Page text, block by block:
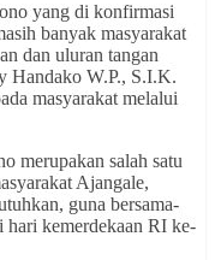
yang di konfirmasi
banyak masyarakat
dan uluran tangan
Handako W.P., S.I.K.
masyarakat melalui
merupakan salah satu
Ajangale,
guna bersama-
hari kemerdekaan RI ke-